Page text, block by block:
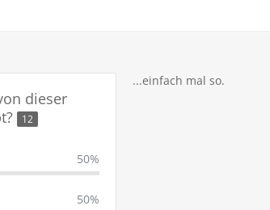
dieser
12
50%
50%
...einfach mal so.